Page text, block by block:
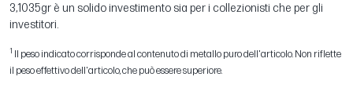
3,1035gr è un solido investimento sia per i collezionisti che per gli
investitori.
1
Il peso indicato corrisponde al contenuto di metallo puro dell'articolo. Non riflette
il peso effettivo dell'articolo, che può essere superiore.